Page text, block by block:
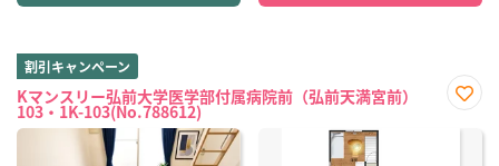
割引キャンペーン
Kマンスリー弘前大学医学部付属病院前（弘前天満宮前）
103・1K-103(No.788612)
に入